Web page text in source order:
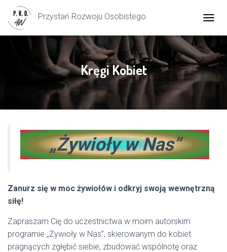
Przystań Rozwoju Osobistego
R
E
Ł
Ą
C
I
A
C
Kręgi Kobiet
„Żywioły w Nas”
Zanurz się w moc żywiołów i odkryj swoją wewnętrzną
siłę!
Zapraszam Cię do uczestnictwa w moim autorskim
programie „Żywioły w Nas”, skierowanym do kobiet
pragnących zgłębić siebie, zbudować wspólnotę oraz